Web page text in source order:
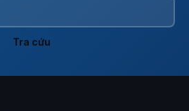
Tra cứu